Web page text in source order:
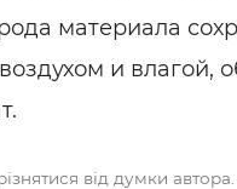
материала
и влагой,
від думки автора.